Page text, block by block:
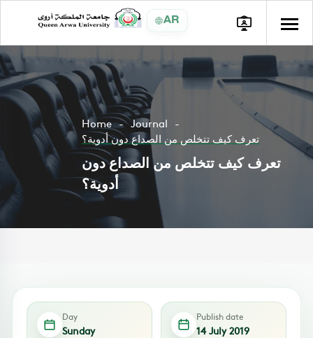
AR
Home
Journal
تعرف كيف تتخلص من الصداع دون أدوية؟
تعرف كيف تتخلص من الصداع دون
أدوية؟
Day
Sunday
Publish date
14 July 2019